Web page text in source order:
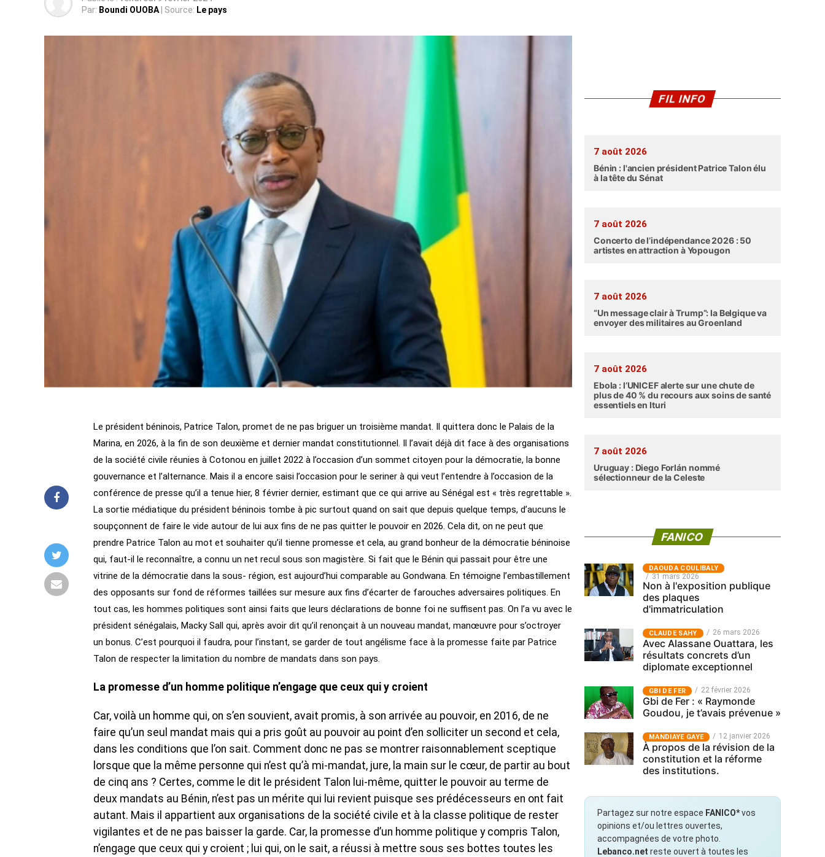
Par: Boundi OUOBA | Source: Le pays
Le président béninois, Patrice Talon, promet de ne pas briguer un troisième mandat. Il quittera donc le Palais de la
Marina, en 2026, à la fin de son deuxième et dernier mandat constitutionnel. Il l’avait déjà dit face à des organisations
de la société civile réunies à Cotonou en juillet 2022 à l’occasion d’un sommet citoyen pour la démocratie, la bonne
gouvernance et l’alternance. Mais il a encore saisi l’occasion pour le seriner à qui veut l’entendre à l’occasion de la
conférence de presse qu’il a tenue hier, 8 février dernier, estimant que ce qui arrive au Sénégal est « très regrettable ».
La sortie médiatique du président béninois tombe à pic surtout quand on sait que depuis quelque temps, d’aucuns le
soupçonnent de faire le vide autour de lui aux fins de ne pas quitter le pouvoir en 2026. Cela dit, on ne peut que
prendre Patrice Talon au mot et souhaiter qu’il tienne promesse et cela, au grand bonheur de la démocratie béninoise
qui, faut-il le reconnaître, a connu un net recul sous son magistère. Si fait que le Bénin qui passait pour être une
vitrine de la démocratie dans la sous- région, est aujourd’hui comparable au Gondwana. En témoigne l’embastillement
des opposants sur fond de réformes taillées sur mesure aux fins d’écarter de farouches adversaires politiques. En
tout cas, les hommes politiques sont ainsi faits que leurs déclarations de bonne foi ne suffisent pas. On l’a vu avec le
président sénégalais, Macky Sall qui, après avoir dit qu’il renonçait à un nouveau mandat, manœuvre pour s’octroyer
un bonus. C’est pourquoi il faudra, pour l’instant, se garder de tout angélisme face à la promesse faite par Patrice
Talon de respecter la limitation du nombre de mandats dans son pays.
La promesse d’un homme politique n’engage que ceux qui y croient
Car, voilà un homme qui, on s’en souvient, avait promis, à son arrivée au pouvoir, en 2016, de ne
faire qu’un seul mandat mais qui a pris goût au pouvoir au point d’en solliciter un second et cela,
dans les conditions que l’on sait. Comment donc ne pas se montrer raisonnablement sceptique
lorsque que la même personne qui n’est qu’à mi-mandat, jure, la main sur le cœur, de partir au bout
de cinq ans ? Certes, comme le dit le président Talon lui-même, quitter le pouvoir au terme de
deux mandats au Bénin, n’est pas un mérite qui lui revient puisque ses prédécesseurs en ont fait
autant. Mais il appartient aux organisations de la société civile et à la classe politique de rester
vigilantes et de ne pas baisser la garde. Car, la promesse d’un homme politique y compris Talon,
n’engage que ceux qui y croient ; lui qui, on le sait, a réussi à mettre sous ses bottes toutes les
FIL INFO
7 août 2026
Bénin : l'ancien président Patrice Talon élu
à la tête du Sénat
7 août 2026
Concerto de l’indépendance 2026 : 50
artistes en attraction à Yopougon
7 août 2026
“Un message clair à Trump”: la Belgique va
envoyer des militaires au Groenland
7 août 2026
Ebola : l’UNICEF alerte sur une chute de
plus de 40 % du recours aux soins de santé
essentiels en Ituri
7 août 2026
Uruguay : Diego Forlán nommé
sélectionneur de la Celeste
FANICO
‎DAOUDA COULIBALY
31 mars 2026
Non à l'exposition publique
des plaques
d'immatriculation
CLAUDE SAHY 26 mars 2026
Avec Alassane Ouattara, les
résultats concrets d’un
diplomate exceptionnel
GBI DE FER 22 février 2026
Gbi de Fer : « Raymonde
Goudou, je t’avais prévenue »
MANDIAYE GAYE 12 janvier 2026
À propos de la révision de la
constitution et la réforme
des institutions.
Partagez sur notre espace FANICO*vos
opinions et/ou lettres ouvertes,
accompagnées de votre photo.
Lebanco.net reste ouvert à toutes les